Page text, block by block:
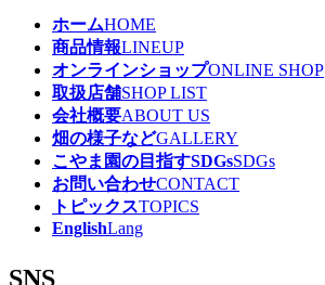
ホームHOME
商品情報LINEUP
オンラインショップONLINE SHOP
取扱店舗SHOP LIST
会社概要ABOUT US
畑の様子などGALLERY
こやま園の目指すSDGsSDGs
お問い合わせCONTACT
トピックスTOPICS
EnglishLang
SNS